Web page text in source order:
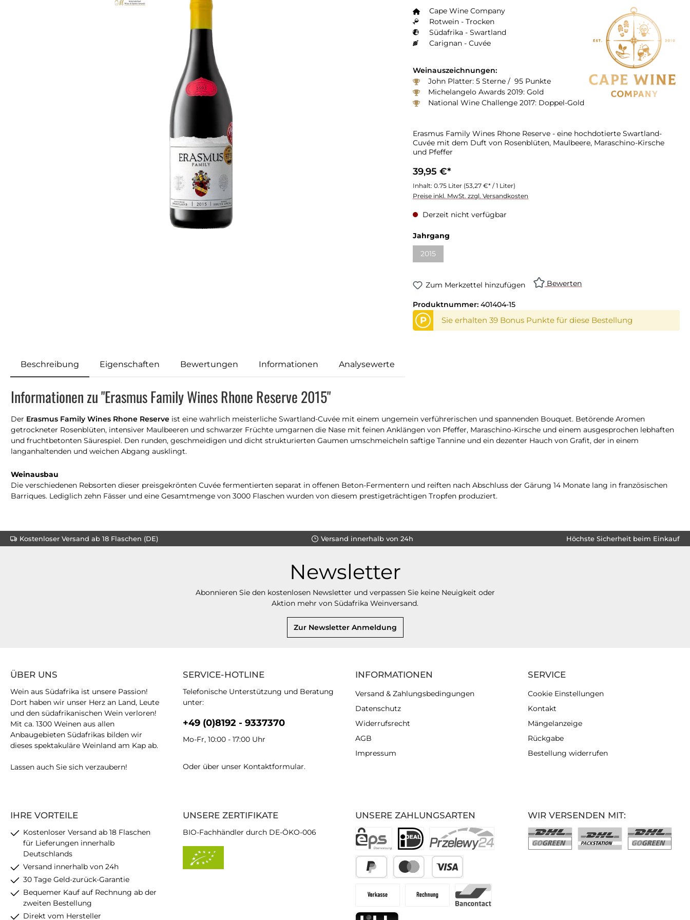
Cape Wine Company
Rotwein - Trocken
Südafrika - Swartland
Carignan - Cuvée
Weinauszeichnungen:
John Platter: 5 Sterne / 95 Punkte
Michelangelo Awards 2019: Gold
National Wine Challenge 2017: Doppel-Gold
Erasmus Family Wines Rhone Reserve - eine hochdotierte Swartland-
Cuvée mit dem Duft von Rosenblüten, Maulbeere, Maraschino-Kirsche
und Pfeffer
39,95 €*
Inhalt: 0.75 Liter (53,27 €* / 1 Liter)
Preise inkl. MwSt. zzgl. Versandkosten
Derzeit nicht verfügbar
Jahrgang
2015
Zum Merkzettel hinzufügen Bewerten
Produktnummer: 401404-15
P Sie erhalten 39 Bonus Punkte für diese Bestellung
Beschreibung Eigenschaften Bewertungen Informationen Analysewerte
Informationen zu "Erasmus Family Wines Rhone Reserve 2015"
Der Erasmus Family Wines Rhone Reserve ist eine wahrlich meisterliche Swartland-Cuvée mit einem ungemein verführerischen und spannenden Bouquet. Betörende Aromen
getrockneter Rosenblüten, intensiver Maulbeeren und schwarzer Früchte umgarnen die Nase mit feinen Anklängen von Pfeffer, Maraschino-Kirsche und einem ausgesprochen lebhaften
und fruchtbetonten Säurespiel. Den runden, geschmeidigen und dicht strukturierten Gaumen umschmeicheln saftige Tannine und ein dezenter Hauch von Grafit, der in einem
langanhaltenden und weichen Abgang ausklingt.
Weinausbau
Die verschiedenen Rebsorten dieser preisgekrönten Cuvée fermentierten separat in offenen Beton-Fermentern und reiften nach Abschluss der Gärung 14 Monate lang in französischen
Barriques. Lediglich zehn Fässer und eine Gesamtmenge von 3000 Flaschen wurden von diesem prestigeträchtigen Tropfen produziert.
Kostenloser Versand ab 18 Flaschen (DE) Versand innerhalb von 24h Höchste Sicherheit beim Einkauf
Newsletter
Abonnieren Sie den kostenlosen Newsletter und verpassen Sie keine Neuigkeit oder
Aktion mehr von Südafrika Weinversand.
Zur Newsletter Anmeldung
SERVICE-HOTLINE
Telefonische Unterstützung und Beratung
unter:
+49 (0)8192 - 9337370
Mo-Fr, 10:00 - 17:00 Uhr
Oder über unser Kontaktformular.
IHRE VORTEILE
Kostenloser Versand ab 18 Flaschen
für Lieferungen innerhalb
Deutschlands
Versand innerhalb von 24h
30 Tage Geld-zurück-Garantie
Bequemer Kauf auf Rechnung ab der
zweiten Bestellung
Direkt vom Hersteller
UNSERE ZAHLUNGSARTEN
ÜBER UNS
Wein aus Südafrika ist unsere Passion!
Dort haben wir unser Herz an Land, Leute
und den südafrikanischen Wein verloren!
Mit ca. 1300 Weinen aus allen
Anbaugebieten Südafrikas bilden wir
dieses spektakuläre Weinland am Kap ab.
Lassen auch Sie sich verzaubern!
UNSERE ZERTIFIKATE
BIO-Fachhändler durch DE-ÖKO-006
INFORMATIONEN
Versand & Zahlungsbedingungen
Datenschutz
Widerrufsrecht
AGB
Impressum
SERVICE
Cookie Einstellungen
Kontakt
Mängelanzeige
Rückgabe
Bestellung widerrufen
WIR VERSENDEN MIT: